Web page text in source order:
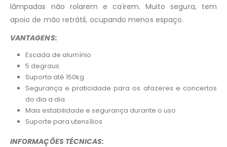
lâmpadas não rolarem e caírem. Muito segura, tem
apoio de mão retrátil, ocupando menos espaço.
VANTAGENS:
Escada de alumínio
5 degraus
Suporta até 150kg
Segurança e praticidade para os afazeres e concertos
do dia a dia
Mais estabilidade e segurança durante o uso
Suporte para utensílios
INFORMAÇÕES TÉCNICAS: